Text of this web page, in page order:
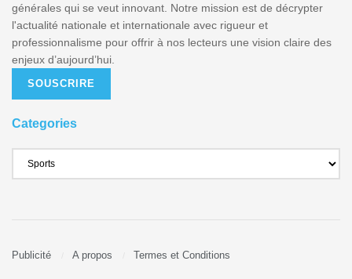
générales qui se veut innovant. Notre mission est de décrypter
l'actualité nationale et internationale avec rigueur et
professionnalisme pour offrir à nos lecteurs une vision claire des
enjeux d’aujourd’hui.
SOUSCRIRE
Categories
Publicité A propos Termes et Conditions